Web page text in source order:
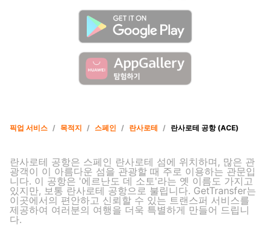
픽업 서비스 / 목적지 / 스페인 / 란사로테 / 란사로테 공항 (ACE)
란사로테 공항은 스페인 란사로테 섬에 위치하며, 많은 관
광객이 이 아름다운 섬을 관광할 때 주로 이용하는 관문입
니다. 이 공항은 '에르난도 데 소토'라는 옛 이름도 가지고
있지만, 보통 란사로테 공항으로 불립니다. GetTransfer는
이곳에서의 편안하고 신뢰할 수 있는 트랜스퍼 서비스를
제공하여 여러분의 여행을 더욱 특별하게 만들어 드립니
다.